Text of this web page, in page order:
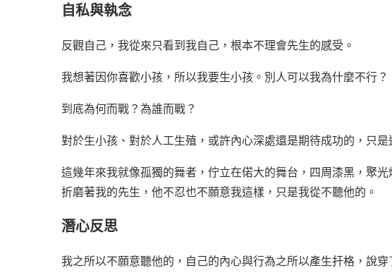
自私與執念
反觀自己，我從來只看到我自己，根本不理會先生的感受。
我想著因你喜歡小孩，所以我要生小孩。別人可以我為什麼不行？
到底為何而戰？為誰而戰？
對於生小孩、對於人工生殖，或許內心深處還是期待成功的，只
這幾年來我就像孤獨的舞者，佇立在偌大的舞台，四周漆黑，聚
折磨著我的先生，他不忍也不願意我這樣，只是我從不聽他的。
潛心反思
我之所以不願意聽他的，自己的內心與行為之所以產生扞格，說